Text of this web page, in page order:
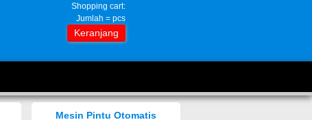
Shopping cart:
Jumlah = pcs
Keranjang
Mesin Pintu Otomatis